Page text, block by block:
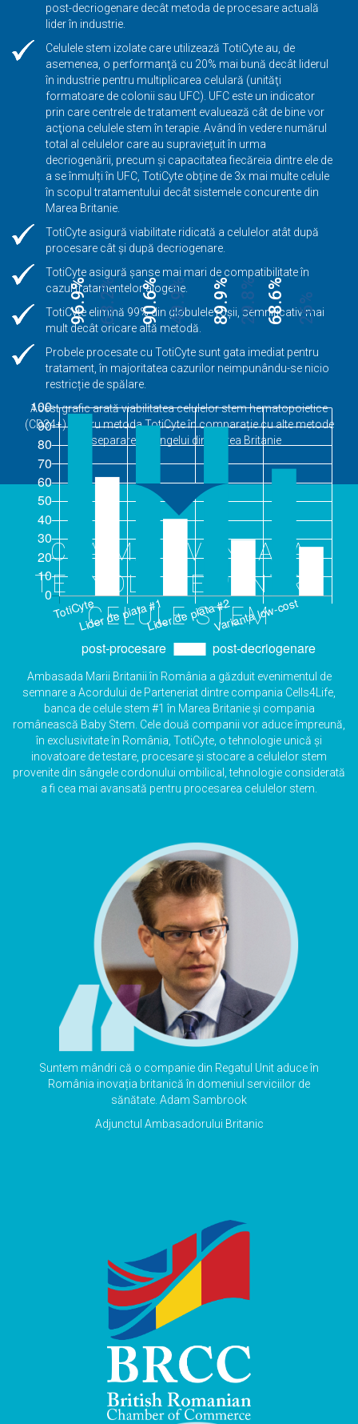
post-decriogenare decât metoda de procesare actuală
lider în industrie.
Celulele stem izolate care utilizează TotiCyte au, de
asemenea, o performanţă cu 20% mai bună decât liderul
în industrie pentru multiplicarea celulară (unităţi
formatoare de colonii sau UFC). UFC este un indicator
prin care centrele de tratament evaluează cât de bine vor
acţiona celulele stem în terapie. Având în vedere numărul
total al celulelor care au supraviețuit în urma
decriogenării, precum și capacitatea fiecăreia dintre ele de
a se înmulți în UFC, TotiCyte obține de 3x mai multe celule
în scopul tratamentului decât sistemele concurente din
Marea Britanie.
TotiCyte asigură viabilitate ridicată a celulelor atât după
procesare cât și după decriogenare.
TotiCyte asigură șanse mai mari de compatibilitate în
cazul tratamentelor alogene.
TotiCyte elimină 99% din globulele roșii, semnificativ mai
mult decât oricare altă metodă.
Probele procesate cu TotiCyte sunt gata imediat pentru
tratament, în majoritatea cazurilor neimpunându-se nicio
restricție de spălare.
Acest grafic arată viabilitatea celulelor stem hematopoietice
(CD34+) pentru metoda TotiCyte în comparație cu alte metode
de separare a sângelui din Marea Britanie
96.9%63.2% 90.6%40.9% 89.9% 29.8%68.6% 26%
CEA MAI AVANSATA
TEHNOLOGIE PENTRU
CELULE STEM
Ambasada Marii Britanii în România a găzduit evenimentul de
semnare a Acordului de Parteneriat dintre compania Cells4Life,
banca de celule stem #1 în Marea Britanie și compania
românească Baby Stem. Cele două companii vor aduce împreună,
în exclusivitate în România, TotiCyte, o tehnologie unică și
inovatoare de testare, procesare și stocare a celulelor stem
provenite din sângele cordonului ombilical, tehnologie considerată
a fi cea mai avansată pentru procesarea celulelor stem.
Suntem mândri că o companie din Regatul Unit aduce în
România inovația britanică în domeniul serviciilor de
sănătate. Adam Sambrook
Adjunctul Ambasadorului Britanic